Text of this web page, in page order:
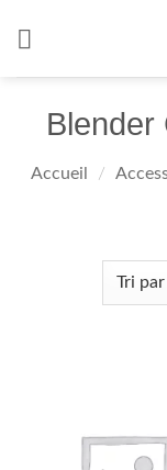
Blender
Accueil /